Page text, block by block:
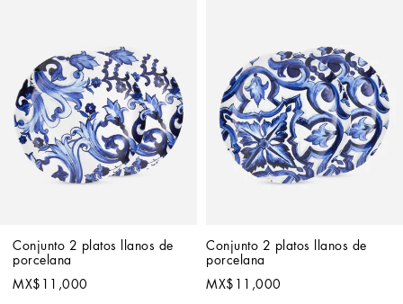
Conjunto 2 platos llanos de
porcelana
MX$11,000
Conjunto 2 platos llanos de
porcelana
MX$11,000